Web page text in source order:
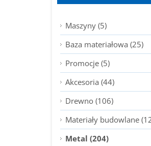
Maszyny (5)
Baza materiałowa (25)
Promocje (5)
Akcesoria (44)
Drewno (106)
Materiały budowlane
Metal (204)